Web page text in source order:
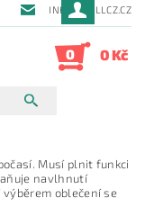
INFO@QUILLCZ.CZ
0 0 Kč
Musí plnit funkci
navlhnutí
oblečení se